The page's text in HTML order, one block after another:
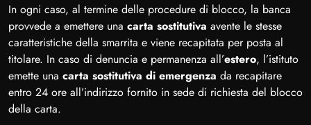
In ogni caso, al termine delle procedure di blocco, la banca
provvede a emettere una carta sostitutiva avente le stesse
caratteristiche della smarrita e viene recapitata per posta al
titolare. In caso di denuncia e permanenza all’estero, l’istituto
emette una carta sostitutiva di emergenza da recapitare
entro 24 ore all’indirizzo fornito in sede di richiesta del blocco
della carta.